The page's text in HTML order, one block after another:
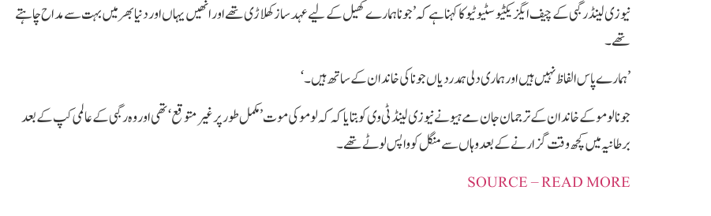
نیوزی لینڈ رگبی کے چیف ایگزیکٹیو سٹیو ٹیو کا کہنا ہے کہ ’جونا ہمارے کھیل کے لیے عہد ساز کھلاڑی تھے اور انھیں یہاں اور دنیا بھر میں بہت سے مداح چاہتے
تھے۔
’ہمارے پاس الفاظ نہیں ہیں اور ہماری دلی ہمدردیاں جونا کی خاندان کے ساتھ ہیں۔‘
جونا لومو کے خاندان کے ترجمان جان مے ہیو نے نیوزی لینڈ ٹی وی کو بتایا کہ کہ لومو کی موت ’مکمل طور پر غیر متوقع‘ تھی اور وہ رگبی کے عالمی کپ کے بعد
برطانیہ میں کچھ وقت گزارنے کے بعد وہاں سے منگل کو واپس لوٹے تھے۔
SOURCE – READ MORE